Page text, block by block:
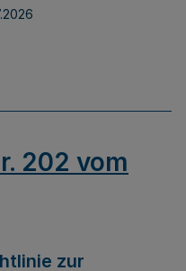
202 vom
zur